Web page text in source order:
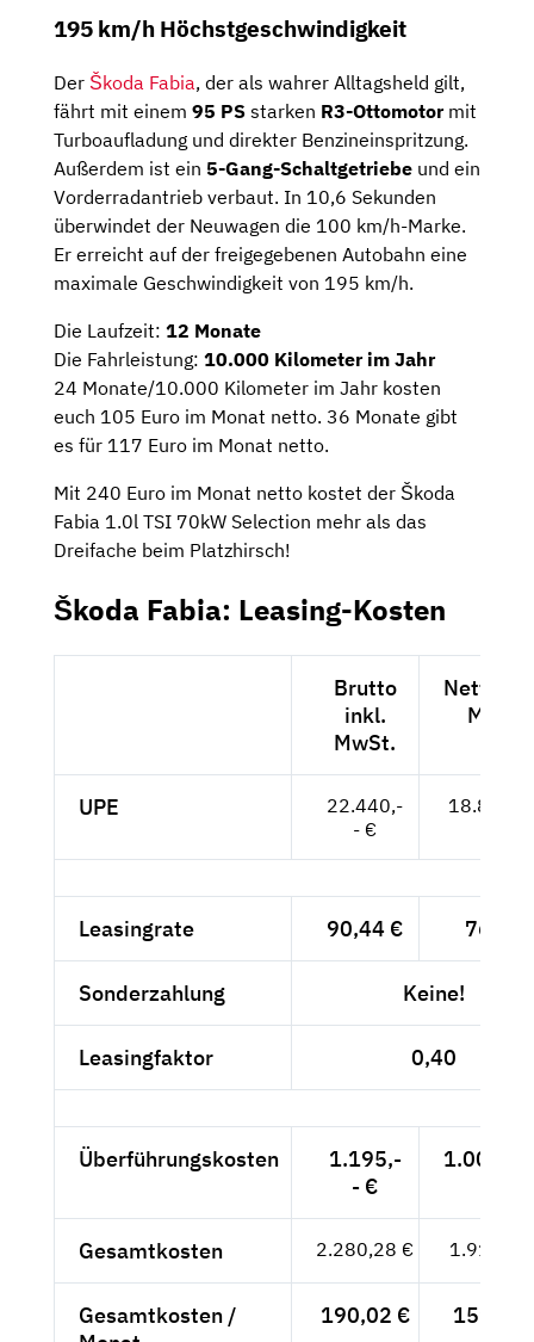
195 km/h Höchstgeschwindigkeit
Der Škoda Fabia, der als wahrer Alltagsheld gilt,
fährt mit einem 95 PS starken R3-Ottomotormit
Turboaufladung und direkter Benzineinspritzung.
Außerdem ist ein 5-Gang-Schaltgetriebe und ein
Vorderradantrieb verbaut. In 10,6 Sekunden
überwindet der Neuwagen die 100 km/h-Marke.
Er erreicht auf der freigegebenen Autobahn eine
maximale Geschwindigkeit von 195 km/h.
Die Laufzeit: 12 Monate
Die Fahrleistung: 10.000 Kilometer im Jahr
24 Monate/10.000 Kilometer im Jahr kosten
euch 105 Euro im Monat netto. 36 Monate gibt
es für 117 Euro im Monat netto.
Mit 240 Euro im Monat netto kostet der Škoda
Fabia 1.0l TSI 70kW Selection mehr als das
Dreifache beim Platzhirsch!
Škoda Fabia: Leasing-Kosten
Brutto
inkl.
MwSt.
Netto
MwSt.
UPE
22.440,-
- €
Leasingrate 90,44 € 76,-- €
Sonderzahlung Keine!
Leasingfaktor 0,40
Überführungskosten
1.195,-
- €
Gesamtkosten 2.280,28 € 1.916,20
Gesamtkosten /
190,02 € 159,68